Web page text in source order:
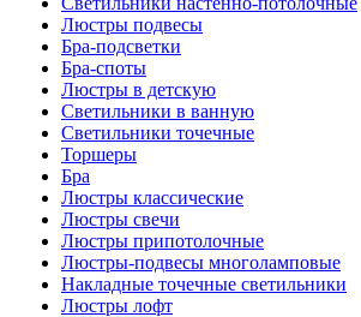
Люстры подвесы
Бра-подсветки
Бра-споты
Люстры в детскую
Светильники в ванную
Светильники точечные
Торшеры
Бра
Люстры классические
Люстры свечи
Люстры припотолочные
Люстры-подвесы многоламповые
Накладные точечные светильники
Люстры лофт